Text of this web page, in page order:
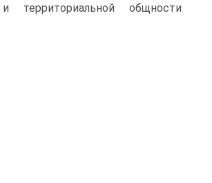
территориальной общ­ности